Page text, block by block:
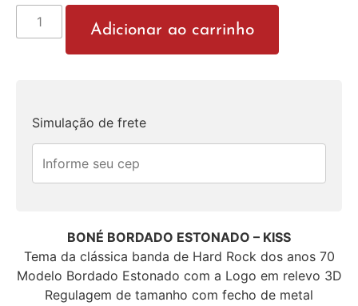
Adicionar ao carrinho
Simulação de frete
BONÉ BORDADO ESTONADO – KISS
Tema da clássica banda de Hard Rock dos anos 70
Modelo Bordado Estonado com a Logo em relevo 3D
Regulagem de tamanho com fecho de metal